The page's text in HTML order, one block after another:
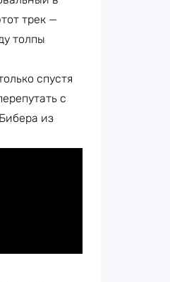
трек —
толпы
спустя
с
из